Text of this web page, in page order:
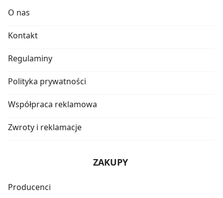
O nas
Kontakt
Regulaminy
Polityka prywatności
Współpraca reklamowa
Zwroty i reklamacje
ZAKUPY
Producenci